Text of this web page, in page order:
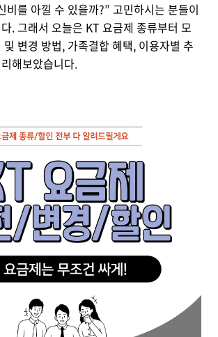
비를 아낄 수 있을까?” 고민하시는 분들이
. 그래서 오늘은 KT 요금제 종류부터 모
변경 방법, 가족결합 혜택, 이용자별 추
해보았습니다.